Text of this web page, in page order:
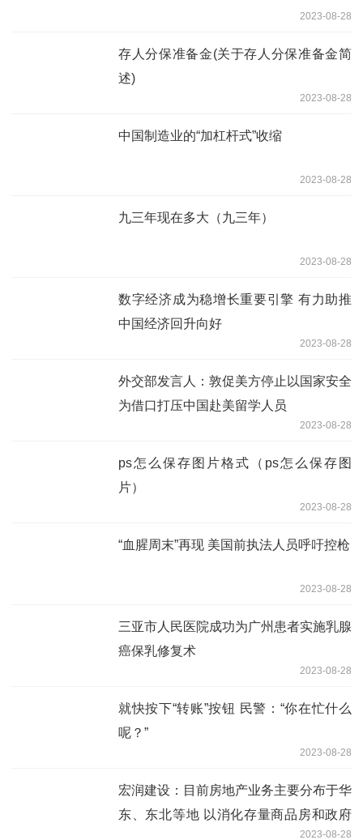
2023-08-28
存人分保准备金(关于存人分保准备金简
述)
2023-08-28
中国制造业的“加杠杆式”收缩
2023-08-28
九三年现在多大（九三年）
2023-08-28
数字经济成为稳增长重要引擎 有力助推
中国经济回升向好
2023-08-28
外交部发言人：敦促美方停止以国家安全
为借口打压中国赴美留学人员
2023-08-28
ps怎么保存图片格式（ps怎么保存图
片）
2023-08-28
“血腥周末”再现 美国前执法人员呼吁控枪
2023-08-28
三亚市人民医院成功为广州患者实施乳腺
癌保乳修复术
2023-08-28
就快按下“转账”按钮 民警：“你在忙什么
呢？”
2023-08-28
宏润建设：目前房地产业务主要分布于华
东、东北等地 以消化存量商品房和政府
2023-08-28